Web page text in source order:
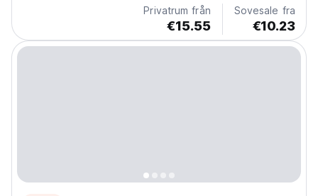
Privatrum från
€15.55
Sovesale fra
€10.23